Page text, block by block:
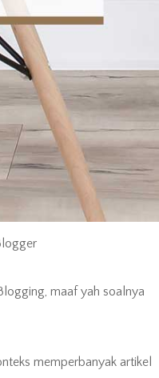
maaf yah soalnya
memperbanyak artikel